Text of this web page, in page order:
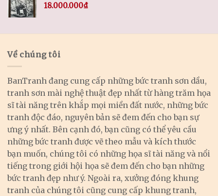
18.000.000₫
Về chúng tôi
BanTranh đang cung cấp những bức tranh sơn dầu,
tranh sơn mài nghệ thuật đẹp nhất từ hàng trăm họa
sĩ tài năng trên khắp mọi miền đất nước, những bức
tranh độc đáo, nguyên bản sẽ đem đến cho bạn sự
ưng ý nhất. Bên cạnh đó, bạn cũng có thể yêu cầu
những bức tranh được vẽ theo mẫu và kích thước
bạn muốn, chúng tôi có những họa sĩ tài năng và nổi
tiếng trong giới hội họa sẽ đem đến cho bạn những
bức tranh đẹp như ý. Ngoài ra, xưởng đóng khung
tranh của chúng tôi cũng cung cấp khung tranh,